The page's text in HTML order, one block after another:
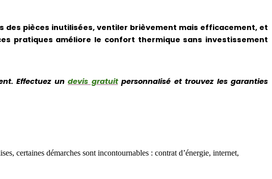
pièces inutilisées, ventiler brièvement mais efficacement, et
pratiques améliore le confort thermique sans investissement
Effectuez un devis gratuitpersonnalisé et trouvez les garanties
certaines démarches sont incontournables : contrat d’énergie, internet,